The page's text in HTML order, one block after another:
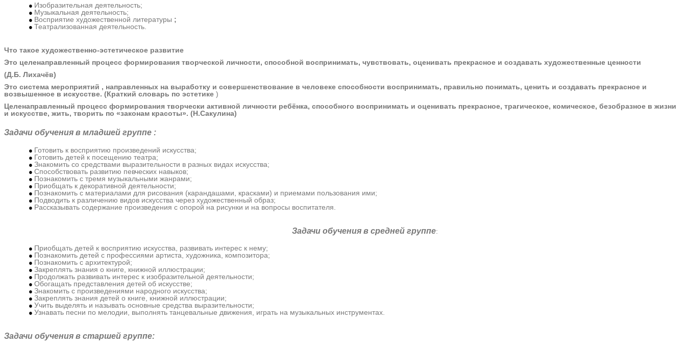
Изобразительная деятельность;
Музыкальная деятельность;
Восприятие художественной литературы ;
Театрализованная деятельность.
Что такое художественно-эстетическое развитие
Это целенаправленный процесс формирования творческой личности, способной воспринимать, чувствовать, оценивать прекрасное и создавать художественные ценности
(Д.Б. Лихачёв)
Это система мероприятий , направленных на выработку и совершенствование в человеке способности воспринимать, правильно понимать, ценить и создавать прекрасное и
возвышенное в искусстве. (Краткий словарь по эстетике )
Целенаправленный процесс формирования творчески активной личности ребёнка, способного воспринимать и оценивать прекрасное, трагическое, комическое, безобразное в жизни
и искусстве, жить, творить по «законам красоты». (Н.Сакулина)
Задачи обучения в младшей группе :
Готовить к восприятию произведений искусства;
Готовить детей к посещению театра;
Знакомить со средствами выразительности в разных видах искусства;
Способствовать развитию певческих навыков;
Познакомить с тремя музыкальными жанрами;
Приобщать к декоративной деятельности;
Познакомить с материалами для рисования (карандашами, красками) и приемами пользования ими;
Подводить к различению видов искусства через художественный образ;
Рассказывать содержание произведения с опорой на рисунки и на вопросы воспитателя.
Задачи обучения в средней группе:
Приобщать детей к восприятию искусства, развивать интерес к нему;
Познакомить детей с профессиями артиста, художника, композитора;
Познакомить с архитектурой;
Закреплять знания о книге, книжной иллюстрации;
Продолжать развивать интерес к изобразительной деятельности;
Обогащать представления детей об искусстве;
Знакомить с произведениями народного искусства;
Закреплять знания детей о книге, книжной иллюстрации;
Учить выделять и называть основные средства выразительности;
Узнавать песни по мелодии, выполнять танцевальные движения, играть на музыкальных инструментах.
Задачи обучения в старшей группе: